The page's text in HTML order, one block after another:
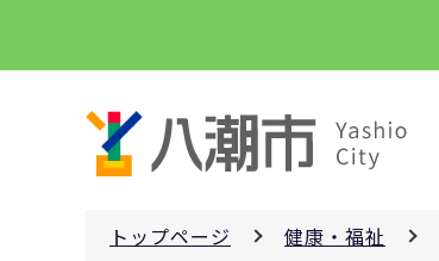
ペ
トップページ 健康・福祉